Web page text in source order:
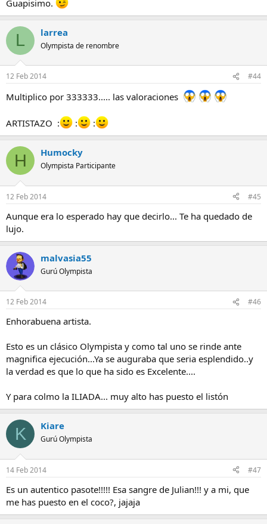
Guapisimo.
L larrea
Olympista de renombre
12 Feb 2014 #44
Multiplico por 333333..... las valoraciones
ARTISTAZO : : :
H Humocky
Olympista Participante
12 Feb 2014 #45
Aunque era lo esperado hay que decirlo... Te ha quedado de
lujo.
malvasia55
Gurú Olympista
12 Feb 2014 #46
Enhorabuena artista.
Esto es un clásico Olympista y como tal uno se rinde ante
magnifica ejecución...Ya se auguraba que seria esplendido..y
la verdad es que lo que ha sido es Excelente....
Y para colmo la ILIADA... muy alto has puesto el listón
K Kiare
Gurú Olympista
14 Feb 2014 #47
Es un autentico pasote!!!!! Esa sangre de Julian!!! y a mi, que
me has puesto en el coco?, jajaja